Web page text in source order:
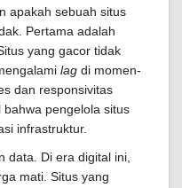
apakah sebuah situs
Pertama adalah
Situs yang gacor tidak
lag di momen-
dan responsivitas
pengelola situs
infrastruktur.
data. Di era digital ini,
mati. Situs yang